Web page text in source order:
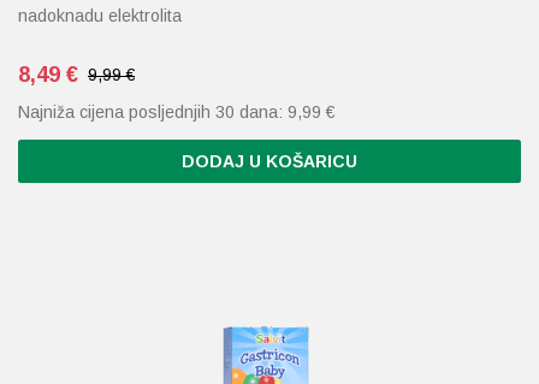
nadoknadu elektrolita
8,49 € 9,99 €
Najniža cijena posljednjih 30 dana: 9,99 €
DODAJ U KOŠARICU